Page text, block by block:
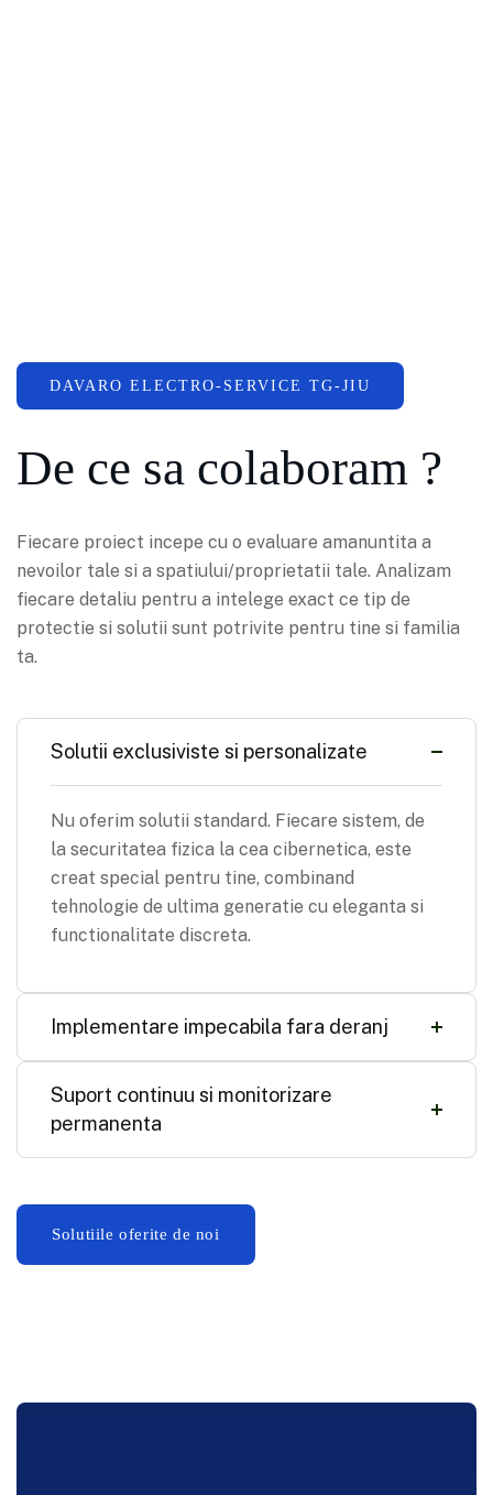
DAVARO ELECTRO-SERVICE TG-JIU
De ce sa colaboram ?
Fiecare proiect incepe cu o evaluare amanuntita a
nevoilor tale si a spatiului/proprietatii tale. Analizam
fiecare detaliu pentru a intelege exact ce tip de
protectie si solutii sunt potrivite pentru tine si familia
ta.
Solutii exclusiviste si personalizate
Nu oferim solutii standard. Fiecare sistem, de
la securitatea fizica la cea cibernetica, este
creat special pentru tine, combinand
tehnologie de ultima generatie cu eleganta si
functionalitate discreta.
Implementare impecabila fara deranj
Suport continuu si monitorizare
permanenta